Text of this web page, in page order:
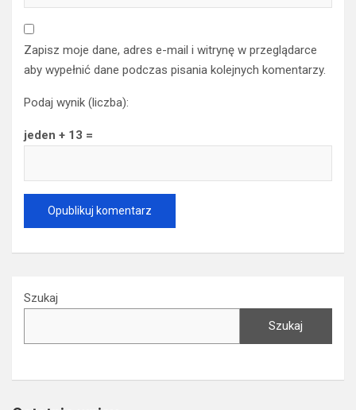
Zapisz moje dane, adres e-mail i witrynę w przeglądarce
aby wypełnić dane podczas pisania kolejnych komentarzy.
Podaj wynik (liczba):
jeden + 13 =
Szukaj
Szukaj